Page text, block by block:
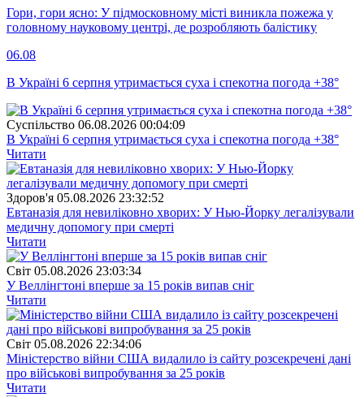
Гори, гори ясно: У підмосковному місті виникла пожежа у
головному науковому центрі, де розробляють балістику
06.08
В Україні 6 серпня утримається суха і спекотна погода +38°
Суспiльство 06.08.2026 00:04:09
В Україні 6 серпня утримається суха і спекотна погода +38°
Читати
Здоров'я 05.08.2026 23:32:52
Евтаназія для невиліковно хворих: У Нью-Йорку легалізували
медичну допомогу при смерті
Читати
Свiт 05.08.2026 23:03:34
У Веллінгтоні вперше за 15 років випав сніг
Читати
Свiт 05.08.2026 22:34:06
Міністерство війни США видалило із сайту розсекречені дані
про військові випробування за 25 років
Читати